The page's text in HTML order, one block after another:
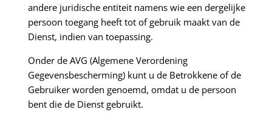
andere juridische entiteit namens wie een dergelijke
persoon toegang heeft tot of gebruik maakt van de
Dienst, indien van toepassing.
Onder de AVG (Algemene Verordening
Gegevensbescherming) kunt u de Betrokkene of de
Gebruiker worden genoemd, omdat u de persoon
bent die de Dienst gebruikt.